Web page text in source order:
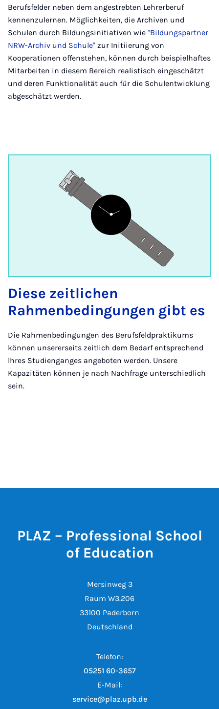
Berufsfelder neben dem angestrebten Lehrerberuf
kennenzulernen. Möglichkeiten, die Archiven und
Schulen durch Bildungsinitiativen wie "Bildungspartner
NRW-Archiv und Schule" zur Initiierung von
Kooperationen offenstehen, können durch beispielhaftes
Mitarbeiten in diesem Bereich realistisch eingeschätzt
und deren Funktionalität auch für die Schulentwicklung
abgeschätzt werden.
Diese zeitlichen
Rahmenbedingungen gibt es
Die Rahmenbedingungen des Berufsfeldpraktikums
können unsererseits zeitlich dem Bedarf entsprechend
Ihres Studienganges angeboten werden. Unsere
Kapazitäten können je nach Nachfrage unterschiedlich
sein.
PLAZ – Professional School
of Education
Mersinweg 3
Raum W3.206
33100 Paderborn
Deutschland
Telefon:
05251 60-3657
E-Mail:
service@plaz.upb.de